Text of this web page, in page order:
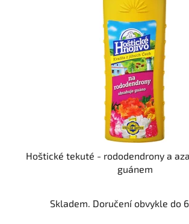
Hoštické tekuté - rododendrony a
guánem
Skladem. Doručení obvykle do